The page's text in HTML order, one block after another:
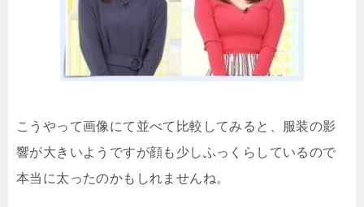
こうやって画像にて並べて比較してみると、服装の影
響が大きいようですが顔も少しふっくらしているので
本当に太ったのかもしれませんね。